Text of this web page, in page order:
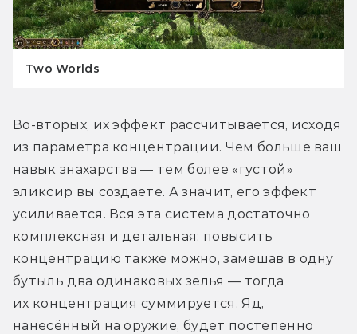
Two Worlds
Во-вторых, их эффект рассчитывается, исходя
из параметра концентрации. Чем больше ваш
навык знахарства — тем более «густой»
эликсир вы создаёте. А значит, его эффект
усиливается. Вся эта система достаточно
комплексная и детальная: повысить
концентрацию также можно, замешав в одну
бутыль два одинаковых зелья — тогда
их концентрация суммируется. Яд,
нанесённый на оружие, будет постепенно